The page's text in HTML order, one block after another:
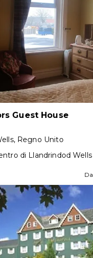
Guest House
, Regno Unito
di Llandrindod Wells
Da